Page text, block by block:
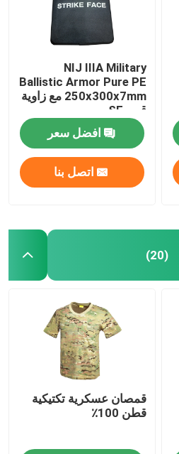
NIJ IIIA Military
Ballistic Armor Pure PE
250x300x7mm مع زاوية
قص SE
افضل سعر
اتصل بنا
(20)
قمصان عسكرية تكتيكية
قطن 100٪